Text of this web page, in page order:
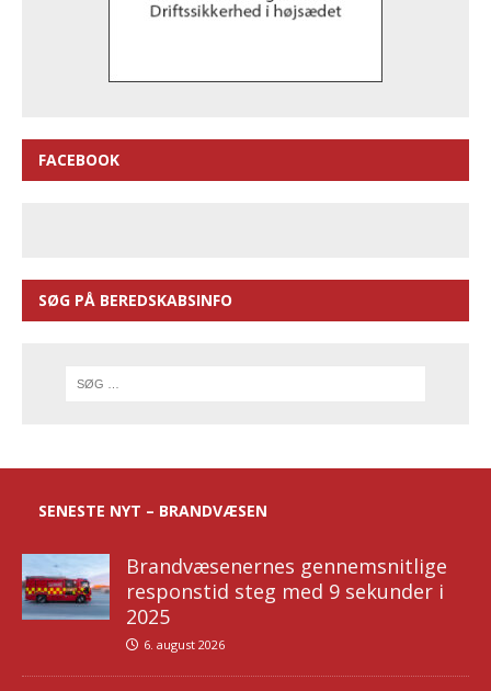
FACEBOOK
SØG PÅ BEREDSKABSINFO
SENESTE NYT – BRANDVÆSEN
Brandvæsenernes gennemsnitlige
responstid steg med 9 sekunder i
2025
6. august 2026